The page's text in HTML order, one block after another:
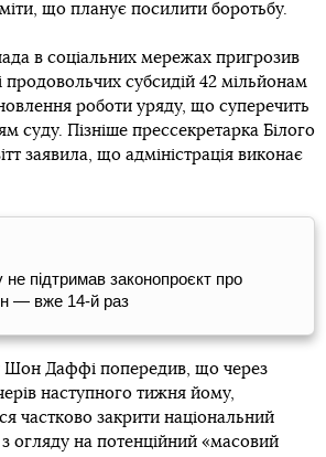
що планує посилити боротьбу.
в соціальних мережах пригрозив
продовольчих субсидій 42 мільйонам
роботи уряду, що суперечить
суду. Пізніше прессекретарка Білого
заявила, що адміністрація виконає
підтримав законопроєкт про
― вже 14-й раз
Шон Даффі попередив, що через
наступного тижня йому,
частково закрити національний
з огляду на потенційний «масовий